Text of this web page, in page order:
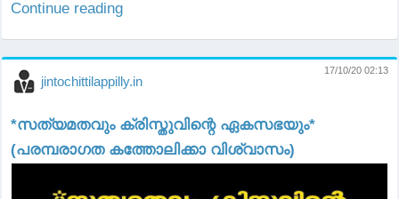
Continue reading
jintochittilappilly.in
17/10/20 02:13
*സത്യമതവും ക്രിസ്തുവിന്റെ ഏകസഭയും*
(പരമ്പരാഗത കത്തോലിക്കാ വിശ്വാസം)